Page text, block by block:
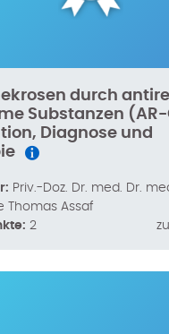
durch
Substanzen
Diagnose und
Priv.-Doz. Dr. med. Dr.
Thomas Assaf
2